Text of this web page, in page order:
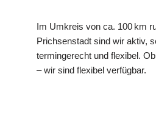
Im Umkreis von ca. 100 km
Prichsenstadt sind wir aktiv,
termingerecht und flexibel.
– wir sind flexibel verfügbar.